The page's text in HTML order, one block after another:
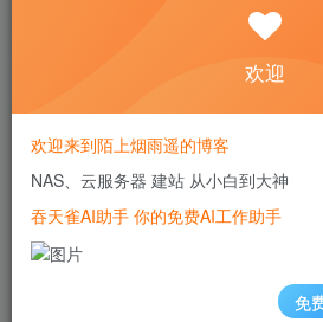
本期为服务器操作系统常见问题第三
问题描述
系统安装过程中无法识别到连接在
续安装系统：
欢迎
欢迎来到陌上烟雨遥的博客
NAS、云服务器 建站 从小白到大神
吞天雀AI助手 你的免费AI工作助手
免